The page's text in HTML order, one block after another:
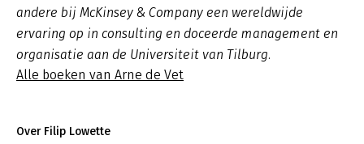
andere bij McKinsey & Company een wereldwijde
ervaring op in consulting en doceerde management en
organisatie aan de Universiteit van Tilburg.
Alle boeken van Arne de Vet
Over Filip Lowette